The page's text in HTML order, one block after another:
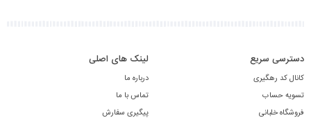
دسترسی سریع
کانال کد رهگیری
تسویه حساب
فروشگاه خلبانی
لینک های اصلی
درباره ما
تماس با ما
پیگیری سفارش